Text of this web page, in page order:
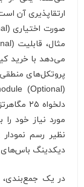
ارتقاپذیری آن
پروتکل‌های
دلخواه
مورد نیاز خود
دیکدینگ باس‌های